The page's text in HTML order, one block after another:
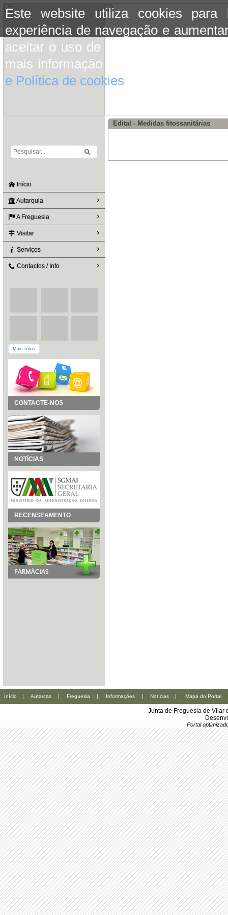
Este website utiliza cookies para
experiência de navegação e
aceitar o uso de cookies basta
mais informação consulte a
e Política de cookies
Início
Autarquia
A Freguesia
Visitar
Serviços
Contactos / Info
Mais fotos
CONTACTE-NOS
NOTÍCIAS
RECENSEAMENTO
Edital - Medidas fitossanitárias
Início | Autarcas | Freguesia | Informações | Notícias | Mapa do Portal
Junta de Freguesia de Vilar
Portal